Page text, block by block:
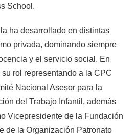
School.
ha desarrollado en distintas
privada, dominando siempre
y el servicio social. En
rol representando a la CPC
Nacional Asesor para la
del Trabajo Infantil, además
Vicepresidente de la Fundación
de la Organización Patronato